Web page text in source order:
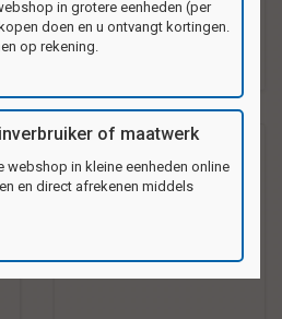
in grotere eenheden (per
doen en u ontvangt kortingen.
op rekening.
of maatwerk
webshop in kleine eenheden online
en direct afrekenen middels